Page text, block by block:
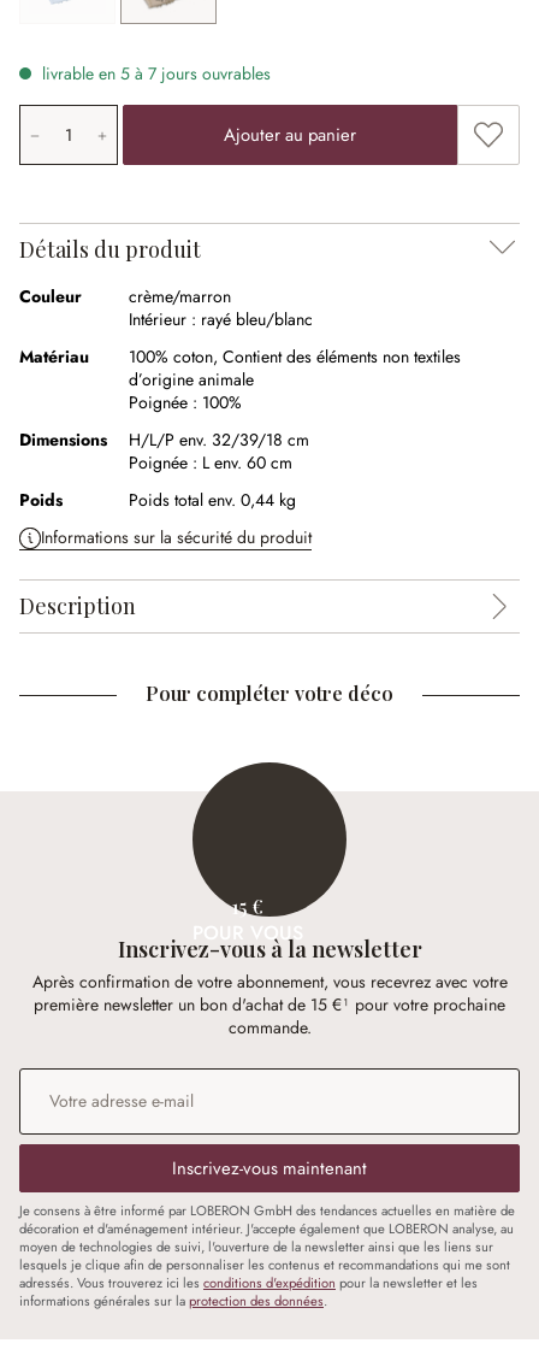
livrable en 5 à 7 jours ouvrables
Quantité de produit: saisissez la valeur souhaitée ou
Ajouter au panier
Détails du produit
Couleur
crème/marron
Intérieur : rayé bleu/blanc
Matériau
100% coton, Contient des éléments non textiles
d’origine animale
Poignée : 100%
Dimensions
H/L/P env. 32/39/18 cm
Poignée : L env. 60 cm
Poids
Poids total env. 0,44 kg
Informations sur la sécurité du produit
Description
Pour compléter votre déco
15 €
POUR VOUS
Inscrivez-vous à la newsletter
Après confirmation de votre abonnement, vous recevrez avec votre
première newsletter un bon d'achat de 15 €¹ pour votre prochaine
commande.
Adresse e-mail
Inscrivez-vous maintenant
Je consens à être informé par LOBERON GmbH des tendances actuelles en matière de
décoration et d'aménagement intérieur. J'accepte également que LOBERON analyse, au
moyen de technologies de suivi, l'ouverture de la newsletter ainsi que les liens sur
lesquels je clique afin de personnaliser les contenus et recommandations qui me sont
adressés. Vous trouverez ici les conditions d'expédition pour la newsletter et les
informations générales sur laprotection des données.